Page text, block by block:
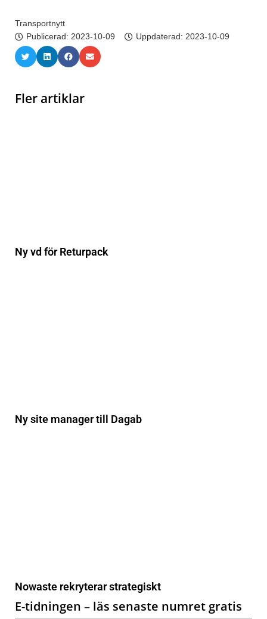
Transportnytt
Publicerad: 2023-10-09 Uppdaterad: 2023-10-09
Fler artiklar
Ny vd för Returpack
Ny site manager till Dagab
Nowaste rekryterar strategiskt
E-tidningen – läs senaste numret gratis